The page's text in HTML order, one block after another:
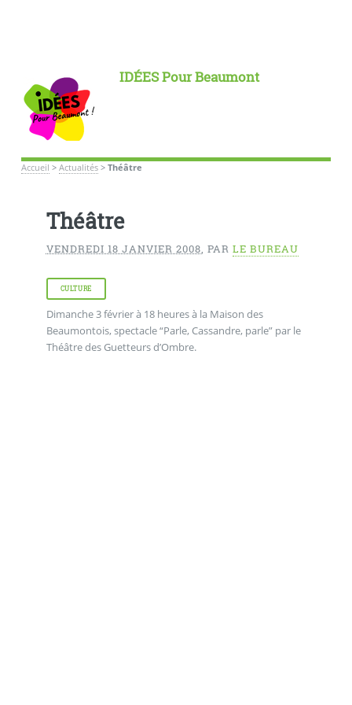
IDÉES Pour Beaumont
Accueil > Actualités> Théâtre
Théâtre
VENDREDI 18 JANVIER 2008, PAR LE BUREAU
CULTURE
Dimanche 3 février à 18 heures à la Maison des
Beaumontois, spectacle “Parle, Cassandre, parle” par le
Théâtre des Guetteurs d’Ombre.